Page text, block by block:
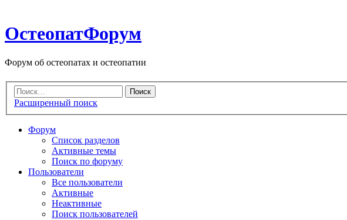
ОстеопатФорум
Форум об остеопатах и остеопатии
Расширенный поиск
Форум
Список разделов
Активные темы
Поиск по форуму
Пользователи
Все пользователи
Активные
Неактивные
Поиск пользователей